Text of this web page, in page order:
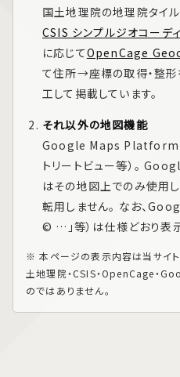
国土地理院の地理院タイ
CSIS シンプルジオコーデ
に応じてOpenCage
て住所→座標の取得・整形
工して掲載しています。
それ以外の地図機能
Google Maps Platform
トリートビュー等）。
はその地図上でのみ使用し
転用しません。 なお、
© …」等）は仕様どおり表示
※ 本ページの表示内容は当サイト
土地理院・CSIS・OpenCage・
のではありません。